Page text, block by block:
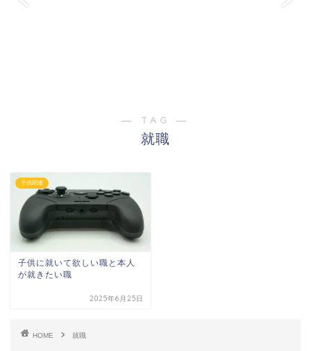
― TAG ―
就職
子供関連
子供に就いて欲しい職と本人
が就きたい職
2025年6月25日
HOME 就職